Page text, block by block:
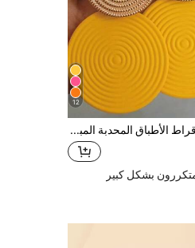
12
زوج من أقراط الأطباق المحدبة المبالغ فيها بشكل أنيق
بشكل كبير